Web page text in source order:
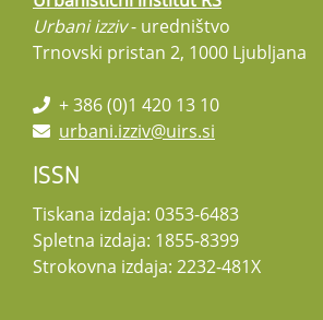
Urbani izziv- uredništvo
Trnovski pristan 2, 1000 Ljubljana
+ 386 (0)1 420 13 10
urbani.izziv@uirs.si
ISSN
Tiskana izdaja: 0353-6483
Spletna izdaja: 1855-8399
Strokovna izdaja: 2232-481X